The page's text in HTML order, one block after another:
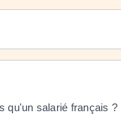
qu'un salarié français ?